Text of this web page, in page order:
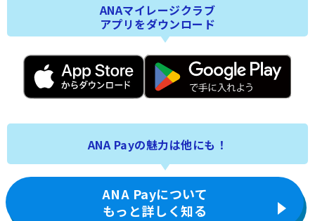
ANAマイレージクラブ
アプリをダウンロード
ANA Payの魅力は他にも！
ANA Payについて
もっと詳しく知る